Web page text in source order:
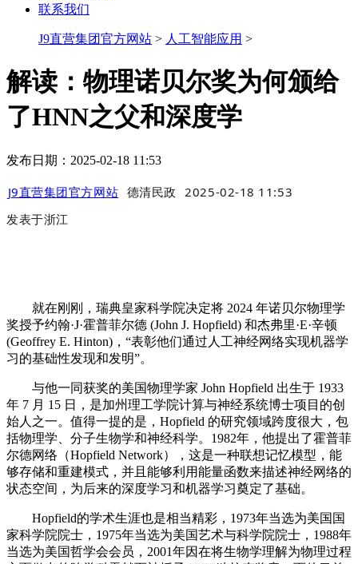
联系我们
J9直营集团官方网站 > 人工智能应用 >
解读：物理诺贝尔奖为何颁给
了HNN之父和深度学
发布日期：2025-02-18 11:53
J9直营集团官方网站 德清民政
2025-02-18 11:53
发表于浙江
就在刚刚，瑞典皇家科学院决定将 2024 年诺贝尔物理学
奖授予约翰·J·霍普菲尔德 (John J. Hopfield) 和杰弗里·E·辛顿
(Geoffrey E. Hinton)，“表彰他们通过人工神经网络实现机器学
习的基础性发现和发明”。
与他一同获奖的美国物理学家 John Hopfield 出生于 1933
年 7 月 15 日，是加州理工学院计算与神经系统博士项目的创
始人之一。值得一提的是，Hopfield 的研究领域跨度很大，包
括物理学、分子生物学和神经科学。1982年，他提出了霍普菲
尔德网络（Hopfield Network），这是一种联想记忆模型，能
够存储和重建模式，并且能够利用能量函数来描述神经网络的
状态空间，为后来的深度学习和机器学习奠定了基础。
Hopfield的学术生涯也是相当精彩，1973年当选为美国国
家科学院院士，1975年当选为美国艺术与科学院院士，1988年
当选为美国哲学会会员，2001年因在将生物学理解为物理过程